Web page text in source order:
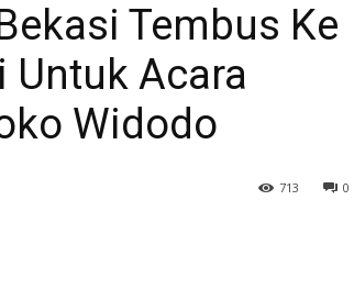
Tembus Ke
Untuk Acara
Widodo
0
713